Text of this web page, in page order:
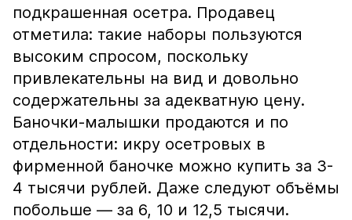
подкрашенная осетра. Продавец
отметила: такие наборы пользуются
высоким спросом, поскольку
привлекательны на вид и довольно
содержательны за адекватную цену.
Баночки-малышки продаются и по
отдельности: икру осетровых в
фирменной баночке можно купить за 3-
4 тысячи рублей. Даже следуют объёмы
побольше — за 6, 10 и 12,5 тысячи.